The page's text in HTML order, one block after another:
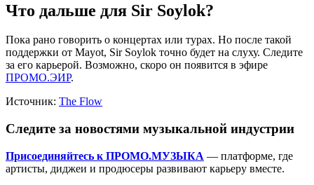
Что дальше для Sir Soylok?
Пока рано говорить о концертах или турах. Но после такой
поддержки от Mayot, Sir Soylok точно будет на слуху. Следите
за его карьерой. Возможно, скоро он появится в эфире
ПРОМО.ЭИР.
Источник: The Flow
Следите за новостями музыкальной индустрии
Присоединяйтесь к ПРОМО.МУЗЫКА — платформе, где
артисты, диджеи и продюсеры развивают карьеру вместе.